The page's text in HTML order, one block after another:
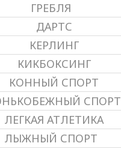
ГРЕБЛЯ
ДАРТС
КЕРЛИНГ
КИКБОКСИНГ
КОННЫЙ СПОРТ
СПОРТ
ЛЕГКАЯ АТЛЕТИКА
ЛЫЖНЫЙ СПОРТ